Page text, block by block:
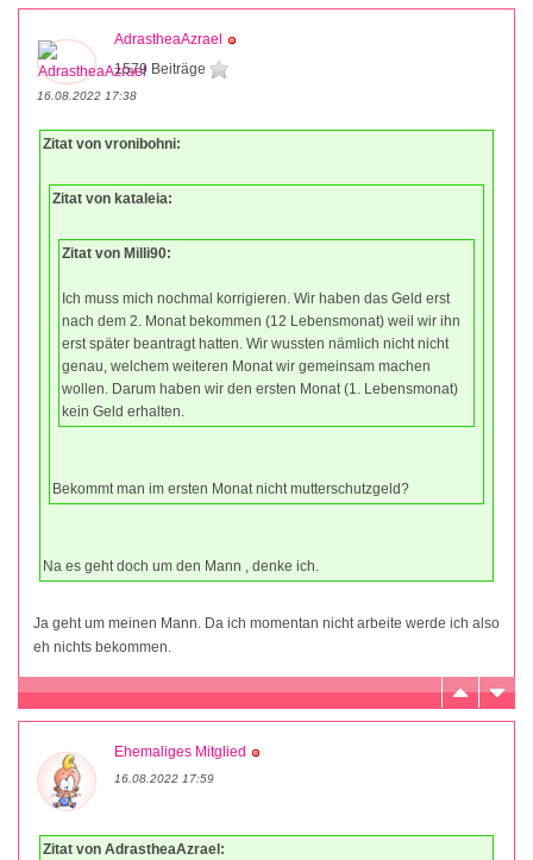
AdrastheaAzrael
1579 Beiträge
16.08.2022 17:38
Zitat von vronibohni:
Zitat von kataleia:
Zitat von Milli90:
Ich muss mich nochmal korrigieren. Wir haben das Geld erst
nach dem 2. Monat bekommen (12 Lebensmonat) weil wir ihn
erst später beantragt hatten. Wir wussten nämlich nicht nicht
genau, welchem weiteren Monat wir gemeinsam machen
wollen. Darum haben wir den ersten Monat (1. Lebensmonat)
kein Geld erhalten.
Bekommt man im ersten Monat nicht mutterschutzgeld?
Na es geht doch um den Mann , denke ich.
Ja geht um meinen Mann. Da ich momentan nicht arbeite werde ich also
eh nichts bekommen.
Ehemaliges Mitglied
16.08.2022 17:59
Zitat von AdrastheaAzrael: